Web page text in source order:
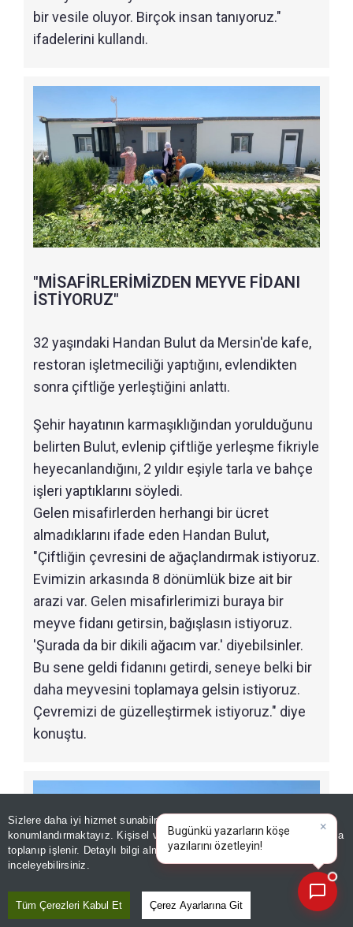
Sizlere daha iyi hizmet sunabilmek adına sitemizde
konumlandırmaktayız. Kişisel verileriniz, KVKK ve GDPR kapsamında
toplanıp işlenir. Detaylı bilgi almak içinAydınlatma Metnimizi
inceleyebilirsiniz.
Tüm Çerezleri Kabul Et Çerez Ayarlarına Git
bir vesile oluyor. Birçok insan tanıyoruz."
ifadelerini kullandı.
"MİSAFİRLERİMİZDEN MEYVE FİDANI
İSTİYORUZ"
32 yaşındaki Handan Bulut da Mersin'de kafe,
restoran işletmeciliği yaptığını, evlendikten
sonra çiftliğe yerleştiğini anlattı.
Şehir hayatının karmaşıklığından yorulduğunu
belirten Bulut, evlenip çiftliğe yerleşme fikriyle
heyecanlandığını, 2 yıldır eşiyle tarla ve bahçe
işleri yaptıklarını söyledi.
Gelen misafirlerden herhangi bir ücret
almadıklarını ifade eden Handan Bulut,
"Çiftliğin çevresini de ağaçlandırmak istiyoruz.
Evimizin arkasında 8 dönümlük bize ait bir
arazi var. Gelen misafirlerimizi buraya bir
meyve fidanı getirsin, bağışlasın istiyoruz.
'Şurada da bir dikili ağacım var.' diyebilsinler.
Bu sene geldi fidanını getirdi, seneye belki bir
daha meyvesini toplamaya gelsin istiyoruz.
Çevremizi de güzelleştirmek istiyoruz." diye
konuştu.
×
Bugünkü yazarların köşe
yazılarını özetleyin!